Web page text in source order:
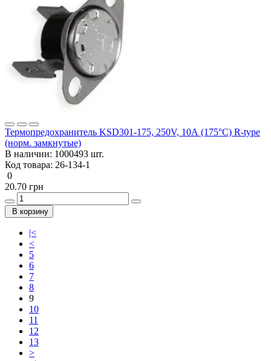
Термопредохранитель KSD301-175, 250V, 10А (175°C) R-type
(норм. замкнутые)
В наличии: 1000493 шт.
Код товара: 26-134-1
0
20.70 грн
В корзину
|<
<
5
6
7
8
9
10
11
12
13
>